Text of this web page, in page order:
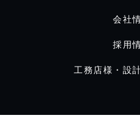
会社
採用
工務店様・設